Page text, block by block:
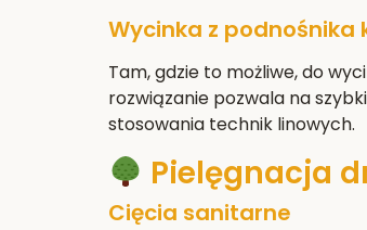
Wycinka z podnośnika
Tam, gdzie to możliwe, do
rozwiązanie pozwala na
stosowania technik linowych.
Pielęgnacja
Cięcia sanitarne